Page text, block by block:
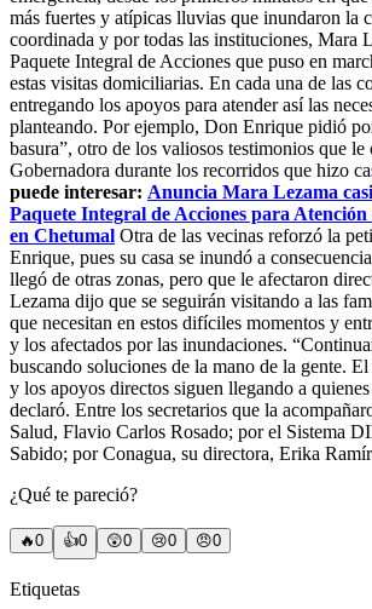
más fuertes y atípicas lluvias que inundaron la
coordinada y por todas las instituciones, Mara
Paquete Integral de Acciones que puso en
estas visitas domiciliarias. En cada una de las
entregando los apoyos para atender así las
planteando. Por ejemplo, Don Enrique pidió
basura”, otro de los valiosos testimonios que le
Gobernadora durante los recorridos que hizo
puede interesar: Anuncia Mara Lezama
Paquete Integral de Acciones para Atención
en Chetumal Otra de las vecinas reforzó la
Enrique, pues su casa se inundó a
llegó de otras zonas, pero que le afectaron
Lezama dijo que se seguirán visitando a las
que necesitan en estos difíciles momentos y
y los afectados por las inundaciones.
buscando soluciones de la mano de la gente.
y los apoyos directos siguen llegando a
declaró. Entre los secretarios que la
Salud, Flavio Carlos Rosado; por el Sistema
Sabido; por Conagua, su directora, Erika
¿Qué te pareció?
🔥0 👍0 😲0 😢0 😠0
Etiquetas